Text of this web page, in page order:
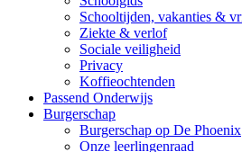
Schooltijden, vakanties &
Ziekte & verlof
Sociale veiligheid
Privacy
Koffieochtenden
Passend Onderwijs
Burgerschap
Burgerschap op De Phoenix
Onze leerlingenraad